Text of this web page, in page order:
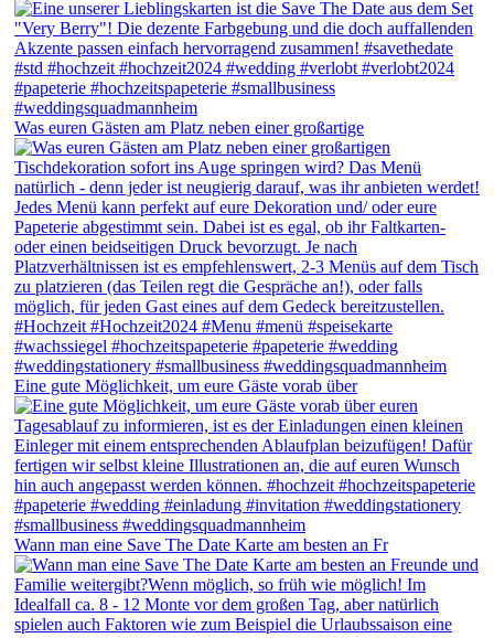
Was euren Gästen am Platz neben einer großartige
Eine gute Möglichkeit, um eure Gäste vorab über
Wann man eine Save The Date Karte am besten an Fr